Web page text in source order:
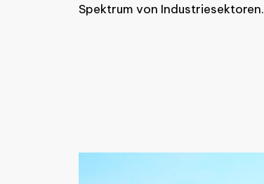
Spektrum von Industriesektoren.